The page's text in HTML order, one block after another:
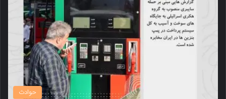
حوادث